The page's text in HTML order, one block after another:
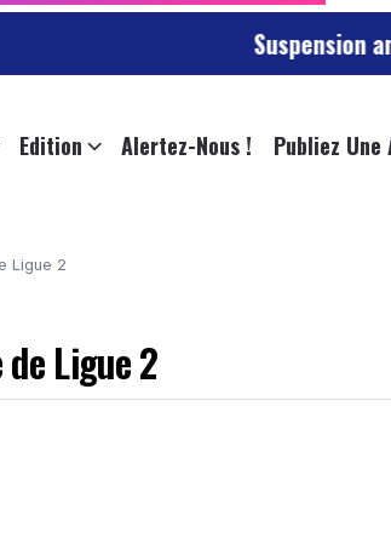
Suspension annulée
Edition Alertez-Nous ! Publiez Une
Ligue 2
Ligue 2